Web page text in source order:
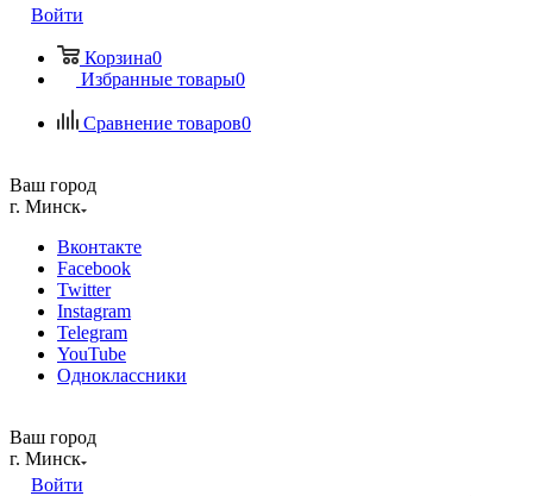
Войти
Корзина0
Избранные товары0
Сравнение товаров0
Ваш город
г. Минск
Вконтакте
Facebook
Twitter
Instagram
Telegram
YouTube
Одноклассники
Ваш город
г. Минск
Войти